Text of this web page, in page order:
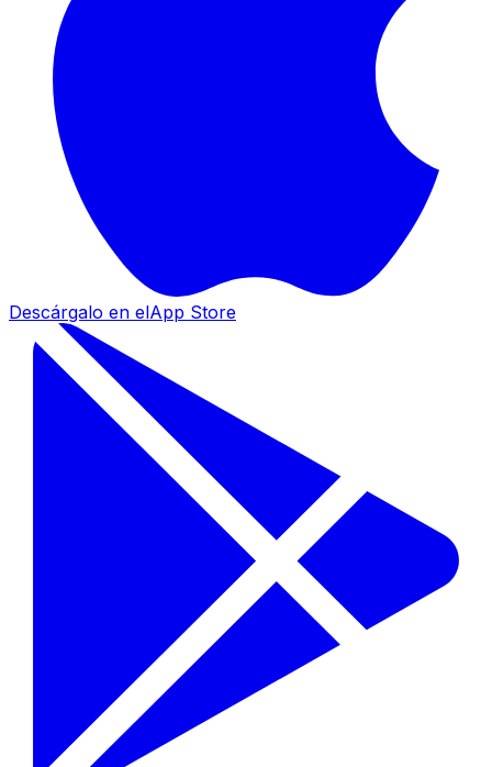
Descárgalo en elApp Store